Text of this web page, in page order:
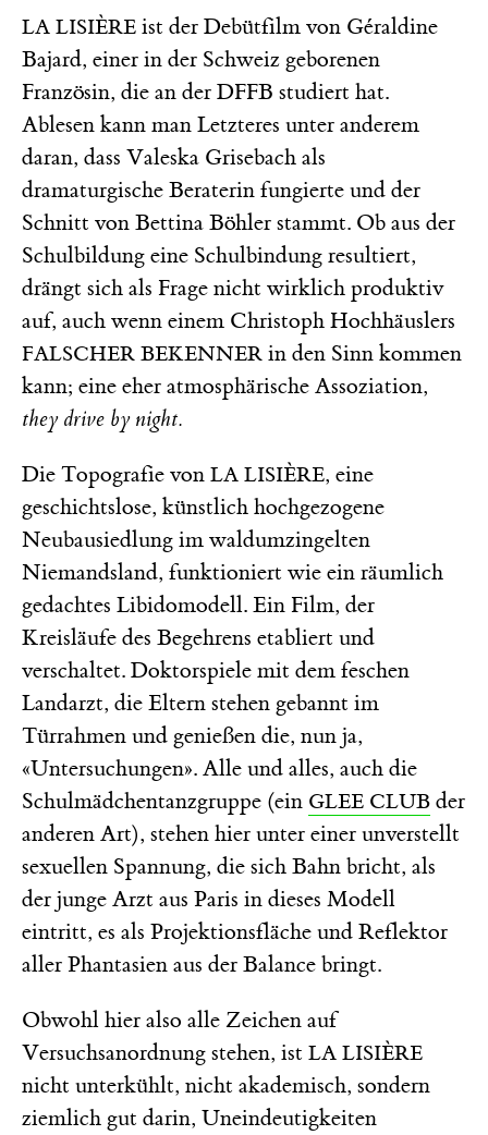
LA LISIÈRE ist der Debütfilm von Géraldine
Bajard, einer in der Schweiz geborenen
Französin, die an der DFFB studiert hat.
Ablesen kann man Letzteres unter anderem
daran, dass Valeska Grisebach als
dramaturgische Beraterin fungierte und der
Schnitt von Bettina Böhler stammt. Ob aus der
Schulbildung eine Schulbindung resultiert,
drängt sich als Frage nicht wirklich produktiv
auf, auch wenn einem Christoph Hochhäuslers
FALSCHER BEKENNER in den Sinn kommen
kann; eine eher atmosphärische Assoziation,
they drive by night.
Die Topografie von LA LISIÈRE, eine
geschichtslose, künstlich hochgezogene
Neubausiedlung im waldumzingelten
Niemandsland, funktioniert wie ein räumlich
gedachtes Libidomodell. Ein Film, der
Kreisläufe des Begehrens etabliert und
verschaltet. Doktorspiele mit dem feschen
Landarzt, die Eltern stehen gebannt im
Türrahmen und genießen die, nun ja,
«Untersuchungen». Alle und alles, auch die
Schulmädchentanzgruppe (ein GLEE CLUB der
anderen Art), stehen hier unter einer unverstellt
sexuellen Spannung, die sich Bahn bricht, als
der junge Arzt aus Paris in dieses Modell
eintritt, es als Projektionsfläche und Reflektor
aller Phantasien aus der Balance bringt.
Obwohl hier also alle Zeichen auf
Versuchsanordnung stehen, ist LA LISIÈRE
nicht unterkühlt, nicht akademisch, sondern
ziemlich gut darin, Uneindeutigkeiten